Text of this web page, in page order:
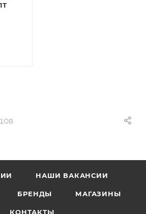
НАШИ ВАКАНСИИ
БРЕНДЫ МАГАЗИНЫ
КОНТАКТЫ